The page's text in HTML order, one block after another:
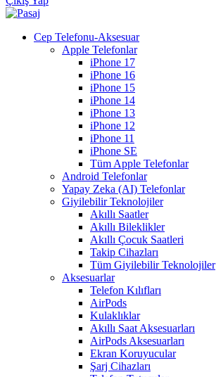
Cep Telefonu-Aksesuar
Apple Telefonlar
iPhone 17
iPhone 16
iPhone 15
iPhone 14
iPhone 13
iPhone 12
iPhone 11
iPhone SE
Tüm Apple Telefonlar
Android Telefonlar
Yapay Zeka (AI) Telefonlar
Giyilebilir Teknolojiler
Akıllı Saatler
Akıllı Bileklikler
Akıllı Çocuk Saatleri
Takip Cihazları
Tüm Giyilebilir Teknolojiler
Aksesuarlar
Telefon Kılıfları
AirPods
Kulaklıklar
Akıllı Saat Aksesuarları
AirPods Aksesuarları
Ekran Koruyucular
Şarj Cihazları